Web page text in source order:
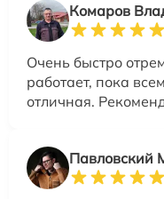
Комаров
Очень быстро
работает, пока
отличная.
Павловский